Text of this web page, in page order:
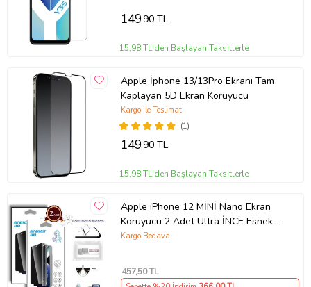
149,90 TL
15,98 TL'den Başlayan Taksitlerle
Apple İphone 13/13Pro Ekranı Tam
Kaplayan 5D Ekran Koruyucu
(1)
Kargo ile Teslimat
149,90 TL
15,98 TL'den Başlayan Taksitlerle
Apple iPhone 12 MİNİ Nano Ekran
Koruyucu 2 Adet Ultra İNCE Esnek
Nano MAT HAYALET
Kargo Bedava
457,50 TL